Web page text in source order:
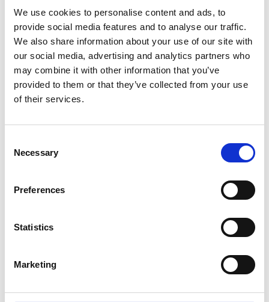
We use cookies to personalise content and ads, to
provide social media features and to analyse our traffic.
We also share information about your use of our site with
our social media, advertising and analytics partners who
may combine it with other information that you’ve
provided to them or that they’ve collected from your use
of their services.
Selection
Necessary
Preferences
Statistics
Marketing
Karta & tider för Närtrafik hittar du här
Med Sista-Milen-Bilen
Om varken tåg eller buss räcker hela vägen – boka
Sista-Milen-Bilen! Det är en samåkningstjänst med taxi
som till platser och tider när den vanliga
kollektivtrafiken inte går.
Så här fungerar det:
Boka minst 3 timmar innan avfärd
Taxi hämtar dig på vald plats och kör dig hela
Priser:
2 personer: 250 kr/person
4 personer: 125 kr/person